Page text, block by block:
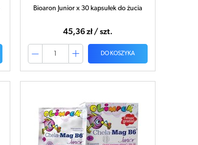
Bioaron Junior x 30 kapsułek do żucia
45,36 zł / szt.
DO KOSZYKA